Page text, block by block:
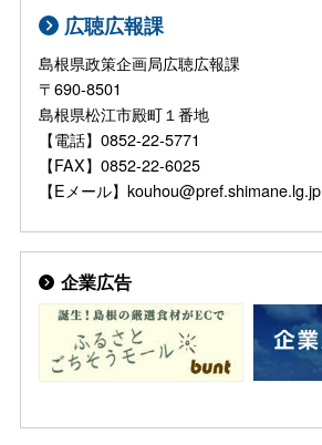
広聴広報課
島根県政策企画局広聴広報課
〒690-8501
島根県松江市殿町１番地
【電話】0852-22-5771
【FAX】0852-22-6025
【Eメール】kouhou@pref.shimane.lg.jp
企業広告